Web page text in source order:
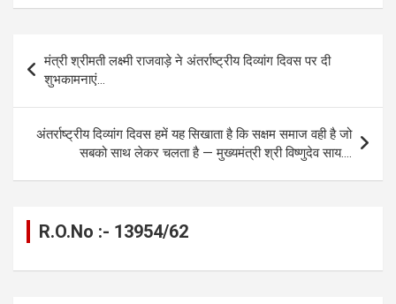
ce
b
o
o
k
se
n
g
er
at
s
A
p
p
e
gr
a
m
ail py
Li
n
k
ar
navigation
मंत्री श्रीमती लक्ष्मी राजवाड़े ने अंतर्राष्ट्रीय दिव्यांग दिवस पर दी
शुभकामनाएं…
अंतर्राष्ट्रीय दिव्यांग दिवस हमें यह सिखाता है कि सक्षम समाज वही है जो
सबको साथ लेकर चलता है — मुख्यमंत्री श्री विष्णुदेव साय….
R.O.No :- 13954/62